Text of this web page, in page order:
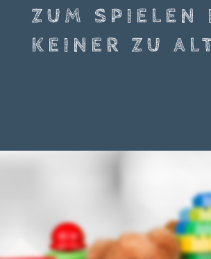
ZUM SPIELEN
KEINER ZU